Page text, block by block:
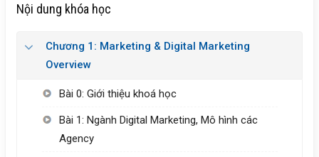
Nội dung khóa học
Chương 1: Marketing & Digital Marketing
Overview
Bài 0: Giới thiệu khoá học
Bài 1: Ngành Digital Marketing, Mô hình các
Agency